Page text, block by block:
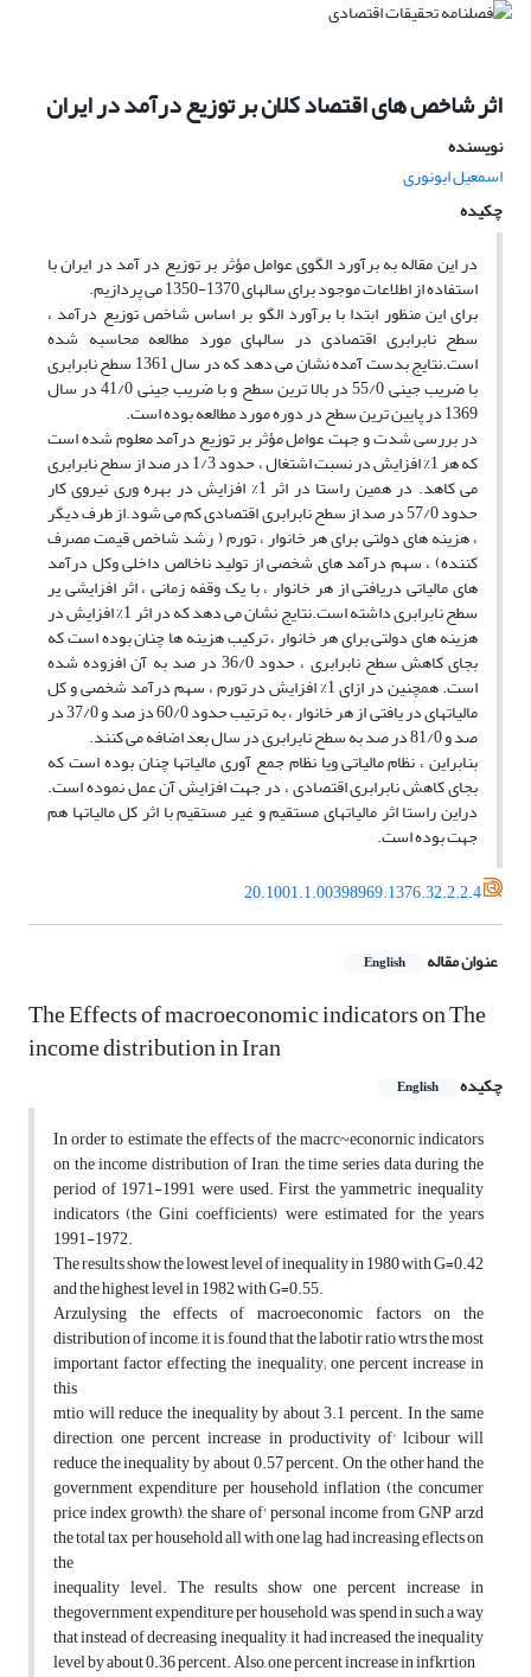
اثر شاخص های اقتصاد کلان بر توزیع درآمد در ایران
نویسنده
اسمعیل ابونوری
چکیده
در این مقاله به برآورد الگوی عوامل مؤثر بر توزیع در آمد در ایران با
استفاده از اطلاعات موجود برای سالهای 1370-1350 می پردازیم.
برای این منظور ابتدا با برآورد الگو بر اساس شاخص توزیع درآمد ،
سطح نابرابری اقتصادی در سالهای مورد مطالعه محاسبه شده
است.نتایج بدست آمده نشان می دهد که در سال 1361 سطح نابرابری
با ضریب جینی 55/0 در بالا ترین سطح و با ضریب جینی 41/0 در سال
1369 در پایین ترین سطح در دوره مورد مطالعه بوده است.
در بررسی شدت و جهت عوامل مؤثر بر توزیع درآمد معلوم شده است
که هر 1% افزایش در نسبت اشتغال ، حدود 1/3 در صد از سطح نابرابری
می کاهد. در همین راستا در اثر 1% افزایش در بهره وری نیروی کار
حدود 57/0 در صد از سطح نابرابری اقتصادی کم می شود.از طرف دیگر
، هزینه های دولتی برای هر خانوار ، تورم ( رشد شاخص قیمت مصرف
کننده) ، سهم درآمد های شخصی از تولید ناخالص داخلی وکل درآمد
های مالیاتی دریافتی از هر خانوار ، با یک وقفه زمانی ، اثر افزایشی یر
سطح نابرابری داشته است.نتایج نشان می دهد که در اثر 1% افزایش در
هزینه های دولتی برای هر خانوار ، ترکیب هزینه ها چنان بوده است که
بجای کاهش سطح نابرابری ، حدود 36/0 در صد به آن افزوده شده
است. همچنین در ازای 1% افزایش در تورم ، سهم درآمد شخصی و کل
مالیاتهای در یافتی از هر خانوار ، به ترتیب حدود 60/0 دز صد و 37/0 در
صد و 81/0 در صد به سطح نابرابری در سال بعد اضافه می کنند.
بنابراین ، نظام مالیاتی ویا نظام جمع آوری مالیاتها چنان بوده است که
بجای کاهش نابرابری اقتصادی ، در جهت افزایش آن عمل نموده است.
دراین راستا اثر مالیاتهای مستقیم و غیر مستقیم با اثر کل مالیاتها هم
جهت بوده است.
20.1001.1.00398969.1376.32.2.2.4
عنوان مقاله English
The Effects of macroeconomic indicators on The
income distribution in Iran
چکیده English
In order to estimate the effects of the macrc~econornic indicators
on the income distribution of Iran, the time series data during the
period of 1971-1991 were used. First the yammetric inequality
indicators (the Gini coefficients) were estimated for the years
1991-1972.
The results show the lowest level of inequality in 1980 with G=0.42
and the highest level in 1982 with G=0.55.
Arzulysing the effects of macroeconomic factors on the
distribution of income, it is ,found that the labotir ratio wtrs the most
important factor effecting the inequality; one percent increase in
this
mtio will reduce the inequality by about 3.1 percent. In the same
direction, one percent increase in productivity of' lcibour will
reduce the inequality by about 0.57 percent. On the other hand, the
government expenditure per household, inflation (the concumer
price index growth), the share of' personal income from GNP arzd
the total tax per household all with one lag had increasing eflects on
the
inequality level. The results show one percent increase in
thegovernment expenditure per household, was spend in such a way
that instead of decreasing inequality, it had increased the inequality
level by about 0.36 percent. Also, one percent increase in infkrtion